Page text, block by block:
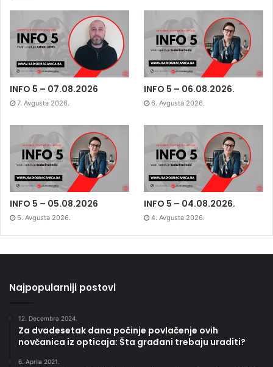
INFO 5 – 07.08.2026
7. Avgusta 2026.
INFO 5 – 06.08.2026.
6. Avgusta 2026.
INFO 5 – 05.08.2026
5. Avgusta 2026.
INFO 5 – 04.08.2026.
4. Avgusta 2026.
Najpopularniji postovi
12. Decembra 2024.
Za dvadesetak dana počinje povlačenje ovih
novčanica iz opticaja: Šta građani trebaju uraditi?
6. Aprila 2021.